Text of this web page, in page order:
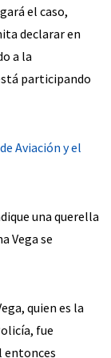
el caso,
declarar en
a la
participando
Aviación y el
una querella
Vega se
quien es la
fue
entonces